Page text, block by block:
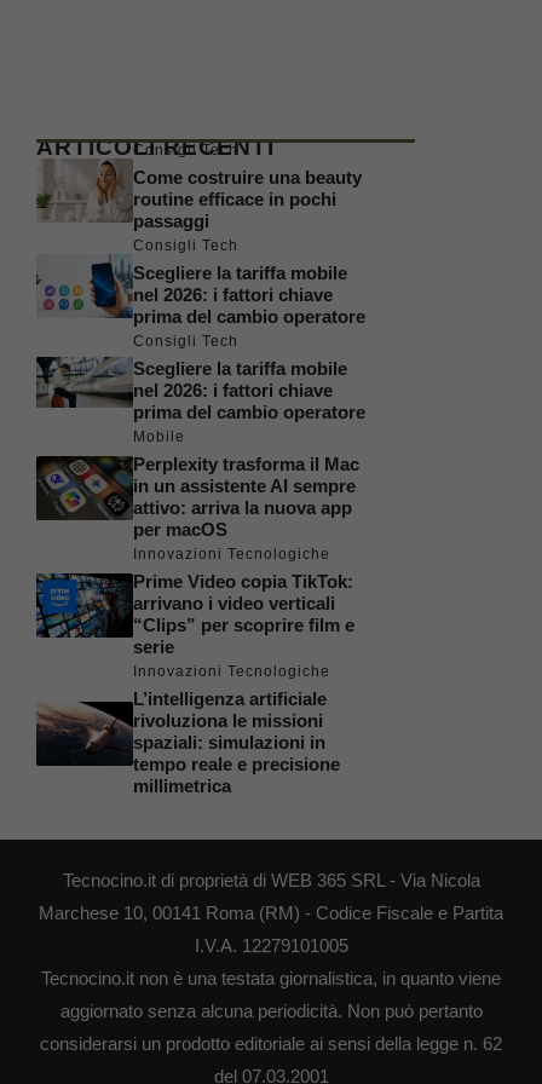
ARTICOLI RECENTI
Consigli Tech
Come costruire una beauty
routine efficace in pochi
passaggi
Consigli Tech
Scegliere la tariffa mobile
nel 2026: i fattori chiave
prima del cambio operatore
Consigli Tech
Scegliere la tariffa mobile
nel 2026: i fattori chiave
prima del cambio operatore
Mobile
Perplexity trasforma il Mac
in un assistente AI sempre
attivo: arriva la nuova app
per macOS
Innovazioni Tecnologiche
Prime Video copia TikTok:
arrivano i video verticali
“Clips” per scoprire film e
serie
Innovazioni Tecnologiche
L’intelligenza artificiale
rivoluziona le missioni
spaziali: simulazioni in
tempo reale e precisione
millimetrica
Tecnocino.it di proprietà di WEB 365 SRL - Via Nicola
Marchese 10, 00141 Roma (RM) - Codice Fiscale e Partita
I.V.A. 12279101005
Tecnocino.it non è una testata giornalistica, in quanto viene
aggiornato senza alcuna periodicità. Non può pertanto
considerarsi un prodotto editoriale ai sensi della legge n. 62
del 07.03.2001